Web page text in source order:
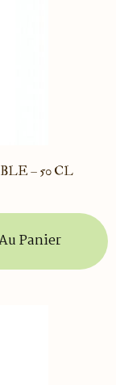
– 50 CL
Panier